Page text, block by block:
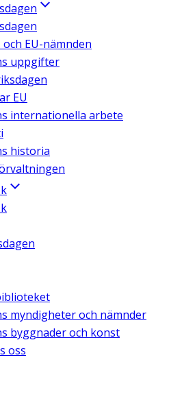
EU-nämnden
uppgifter
EU
internationella arbete
historia
myndigheter och nämnder
byggnader och konst
oss